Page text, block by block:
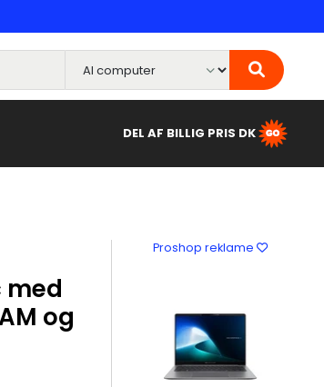
DEL AF BILLIG PRIS DK
med
og
Proshop reklame